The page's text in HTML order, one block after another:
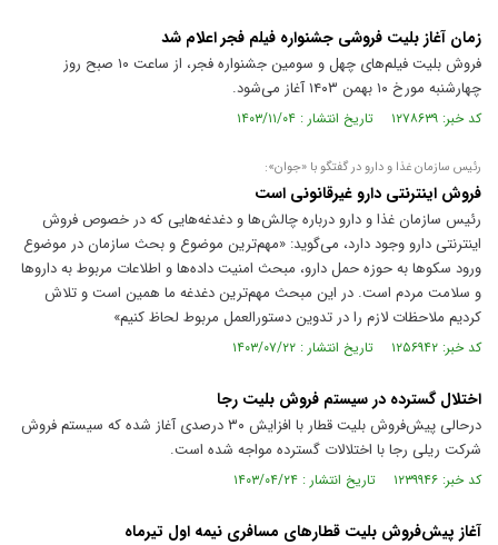
زمان آغاز بلیت فروشی جشنواره فیلم فجر اعلام شد
فروش بلیت فیلم‌های چهل و سومین جشنواره فجر، از ساعت ۱۰ صبح روز
چهارشنبه مورخ ۱۰ بهمن ۱۴۰۳ آغاز می‌شود.
کد خبر: ۱۲۷۸۶۳۹ تاریخ انتشار : ۱۴۰۳/۱۱/۰۴
رئیس سازمان غذا و دارو در گفتگو با «جوان»:
فروش اینترنتی دارو غیرقانونی است
رئیس سازمان غذا و دارو درباره چالش‌ها و دغدغه‌هایی که در خصوص فروش
اینترنتی دارو وجود دارد، می‌گوید: «مهم‌ترین موضوع و بحث سازمان در موضوع
ورود سکو‌ها به حوزه حمل دارو، مبحث امنیت داده‌ها و اطلاعات مربوط به دارو‌ها
و سلامت مردم است. در این مبحث مهم‌ترین دغدغه ما همین است و تلاش
کردیم ملاحظات لازم را در تدوین دستورالعمل مربوط لحاظ کنیم»
کد خبر: ۱۲۵۶۹۴۲ تاریخ انتشار : ۱۴۰۳/۰۷/۲۲
اختلال گسترده در سیستم فروش بلیت رجا
درحالی پیش‌فروش بلیت قطار با افزایش ۳۰ درصدی آغاز شده که سیستم فروش
شرکت ریلی رجا با اختلالات گسترده مواجه شده است.
کد خبر: ۱۲۳۹۹۴۶ تاریخ انتشار : ۱۴۰۳/۰۴/۲۴
آغاز پیش‌فروش بلیت قطار‌های مسافری نیمه اول تیرماه